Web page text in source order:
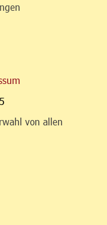
von allen